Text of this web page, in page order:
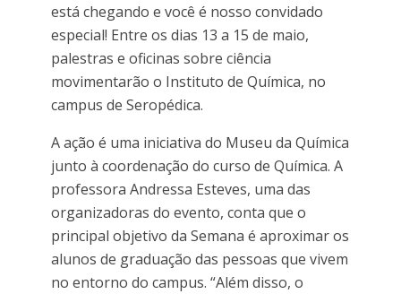
está chegando e você é nosso convidado
especial! Entre os dias 13 a 15 de maio,
palestras e oficinas sobre ciência
movimentarão o Instituto de Química, no
campus de Seropédica.
A ação é uma iniciativa do Museu da Química
junto à coordenação do curso de Química. A
professora Andressa Esteves, uma das
organizadoras do evento, conta que o
principal objetivo da Semana é aproximar os
alunos de graduação das pessoas que vivem
no entorno do campus. “Além disso, o